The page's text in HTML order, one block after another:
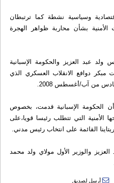
وسياسية نشطة كما ترتبطان
الأمنية بشأن محاربة ظواهر الهجرة
عبد العزيز والحكومة الإسبانية
مبكر دوافع الانقلاب العسكري الذي
من آب/أغسطس 2008.
الحكومة الإسبانية قدمت، بخصوص
الأمنية التي تتطلب رئيسا قويا،على
القائمة على انتخاب رئيس مدني.
والوزير الأول مولاي ولد محمد
أرسل لصديق